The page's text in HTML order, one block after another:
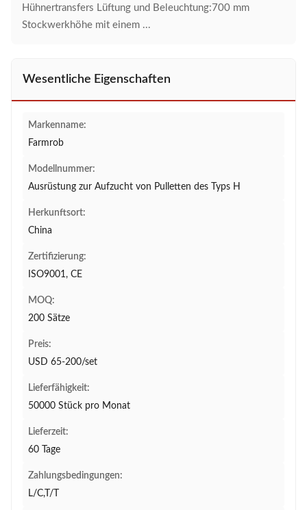
Hühnertransfers Lüftung und Beleuchtung:700 mm
Stockwerkhöhe mit einem ...
Wesentliche Eigenschaften
Markenname:
Farmrob
Modellnummer:
Ausrüstung zur Aufzucht von Pulletten des Typs H
Herkunftsort:
China
Zertifizierung:
ISO9001, CE
MOQ:
200 Sätze
Preis:
USD 65-200/set
Lieferfähigkeit:
50000 Stück pro Monat
Lieferzeit:
60 Tage
Zahlungsbedingungen:
L/C,T/T